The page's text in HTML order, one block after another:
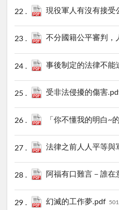
現役軍人有沒有接受
不分國籍公平審判，
事後制定的法律不能
受非法侵擾的傷害
「你不懂我的明白~的
法律之前人人平等與
阿福有口難言－誰在意
幻滅的工作夢.pdf